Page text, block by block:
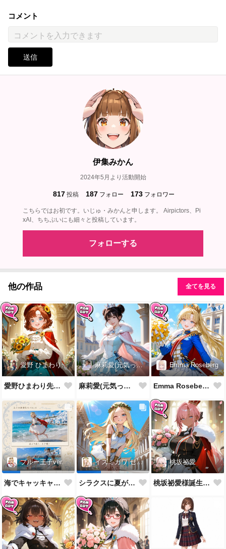
コメント
送信
伊集みかん
2024年5月より活動開始
817 投稿 187 フォロー 173 フォロワー
こちらではお初です。いじゅ・みかんと申します。 Airpictors、Pi
xAI、ちちぷいにも細々と投稿しています。
フォローする
他の作品 全てを見る
愛野 ひまわり先生
愛野ひまわり先生誕生祝！
麻莉愛(元気っ子)
麻莉愛(元気っ子)様誕生祝！
Emma Roseberg
Emma Roseberg様誕生祝！
ブルー王子ver.
海でキャッキャウフフするやつ
イズミカワ セリヌンver.
シラクスに夏がやってきたぜ！
桃坂祕愛
桃坂祕愛様誕生祝！